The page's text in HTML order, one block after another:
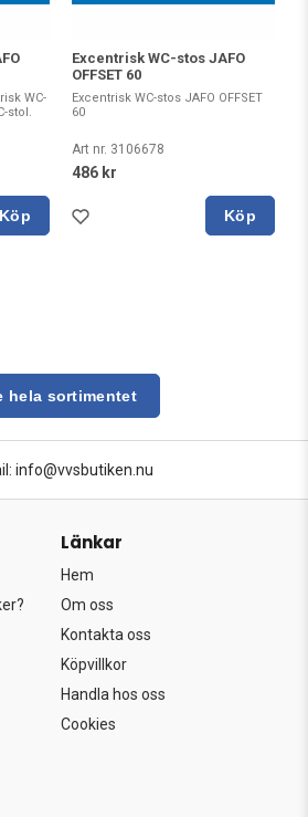
WC-
stol.
Köp
Excentrisk WC-stos JAFO
OFFSET 60
Excentrisk WC-stos JAFO OFFSET
60
Art nr. 3106678
486 kr
Köp
hela sortimentet
info@vvsbutiken.nu
Länkar
Hem
Om oss
Kontakta oss
Köpvillkor
Handla hos oss
Cookies